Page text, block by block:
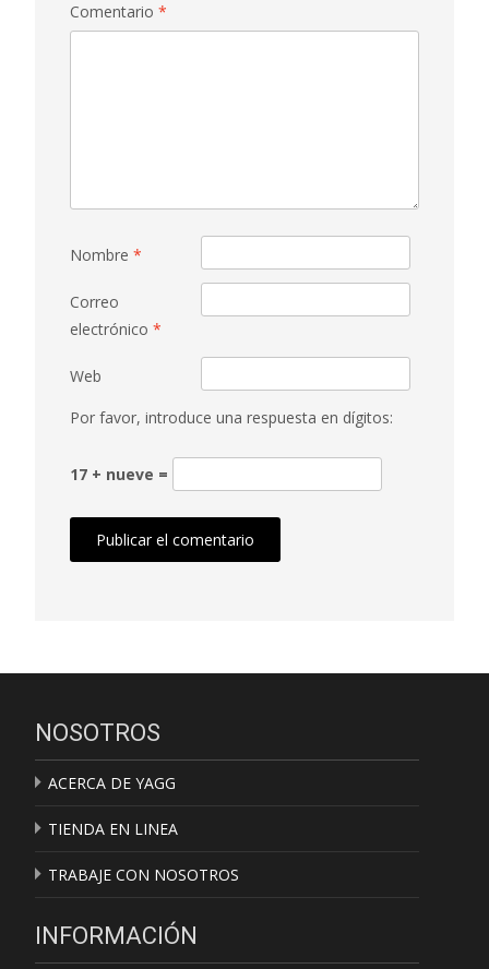
Comentario *
Nombre *
Correo
electrónico *
Web
Por favor, introduce una respuesta en dígitos:
17 + nueve =
NOSOTROS
ACERCA DE YAGG
TIENDA EN LINEA
TRABAJE CON NOSOTROS
INFORMACIÓN